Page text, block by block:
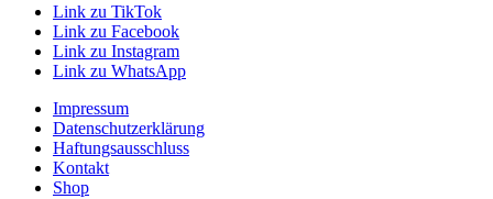
Link zu TikTok
Link zu Facebook
Link zu Instagram
Link zu WhatsApp
Impressum
Datenschutzerklärung
Haftungsausschluss
Kontakt
Shop